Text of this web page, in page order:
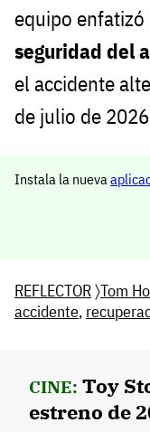
equipo enfatizó
seguridad del
el accidente
de julio de
Instala la nueva
REFLECTOR〉Tom
accidente,
CINE: Toy
estreno de